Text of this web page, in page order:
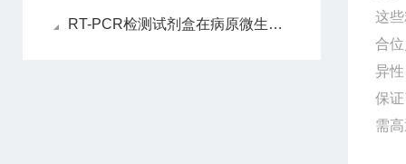
RT-PCR检测试剂盒在病原微生物快速鉴定中的核心应用与技术优势全解析
这
合
异
保
需